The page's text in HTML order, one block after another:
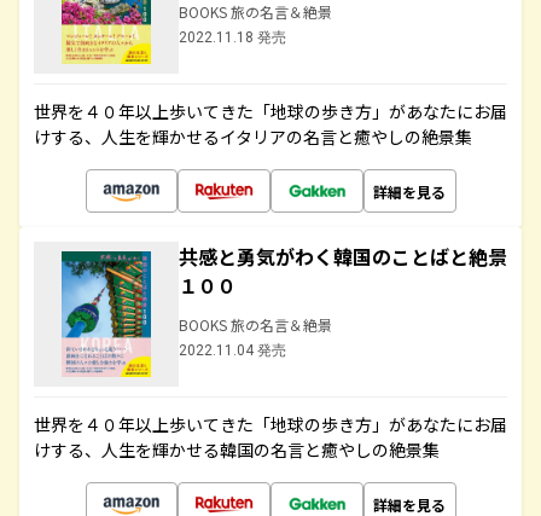
BOOKS 旅の名言＆絶景
2022.11.18 発売
世界を４０年以上歩いてきた「地球の歩き方」があなたにお届
けする、人生を輝かせるイタリアの名言と癒やしの絶景集
詳細を見る
共感と勇気がわく韓国のことばと絶景
１００
BOOKS 旅の名言＆絶景
2022.11.04 発売
世界を４０年以上歩いてきた「地球の歩き方」があなたにお届
けする、人生を輝かせる韓国の名言と癒やしの絶景集
詳細を見る